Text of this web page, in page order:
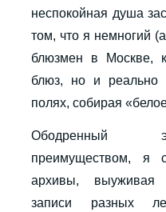
неспокойная душа
том, что я немногий
блюзмен в Москве,
блюз, но и реально
полях, собирая
Ободренный
преимуществом, я
архивы, выуживая
записи разных